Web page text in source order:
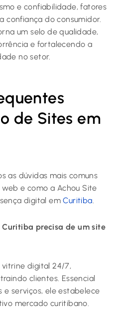
e confiabilidade, fatores
confiança do consumidor.
um selo de qualidade,
e fortalecendo a
no setor.
de Sites em
as dúvidas mais comuns
e como a Achou Site
digital emCuritiba.
Curitiba precisa de um site
vitrine digital 24/7,
clientes. Essencial
serviços, ele estabelece
mercado curitibano.